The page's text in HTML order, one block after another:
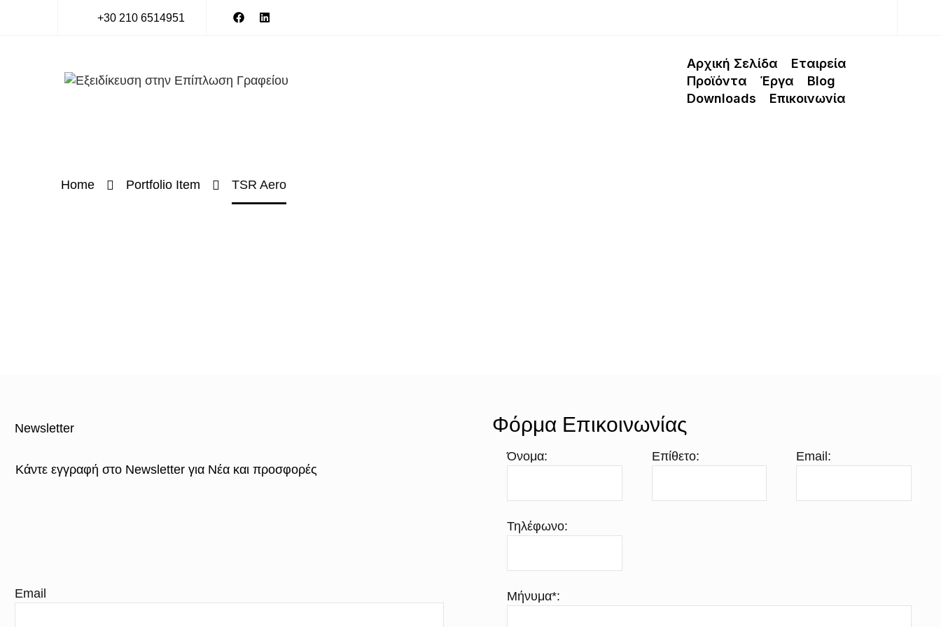
+30 210 6514951
Αρχική Σελίδα
Εταιρεία
Προϊόντα
Έργα
Blog
Downloads
Επικοινωνία
Home Portfolio Item TSR Aero
Newsletter
Κάντε εγγραφή στο Newsletter για Νέα και προσφορές
Email
Φόρμα Επικοινωνίας
Όνομα: Επίθετο: Email:
Τηλέφωνο:
Μήνυμα*: